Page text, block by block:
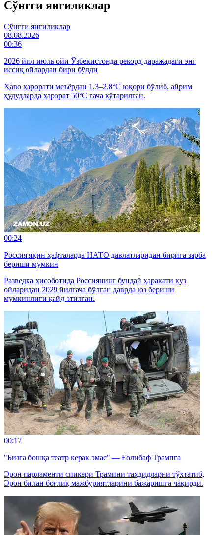
Cўнгги янгиликлар
Cўнгги янгиликлар
08.08.2026
00:36
2026 йил июль ойи Ўзбекистонда рекорд даражадаги энг
иссиқ ойлардан бири бўлди
Ҳаво ҳарорати меъёрдан 1,3–2,8°C юқори бўлиб, айрим
ҳудудларда ҳарорат 50°C гача кўтарилган.
00:24
Россия яқин ҳафталарда НАТО давлатларидан бирига зарба
бериши мумкин
Разведка ҳисоботида Россиянинг бундай ҳаракати куз
ойларидан 2029 йилгача бўлган даврда юз бериши
мумкинлиги қайд этилган.
00:17
"Бизга бошқа театр керак эмас" — Ғолибаф Трампга
Эрон парламенти спикери Трампни таҳдидларни тўхтатиб,
Эрон билан боғлиқ мажбуриятларини бажаришга чақирди.